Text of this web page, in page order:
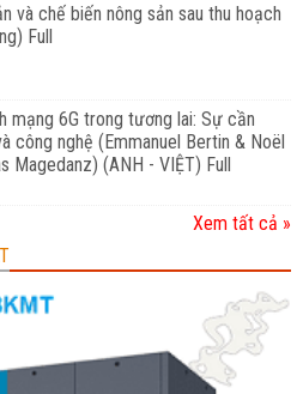
và chế biến nông sản sau thu hoạch
Full
mạng 6G trong tương lai: Sự cần
công nghệ (Emmanuel Bertin & Noël
Magedanz) (ANH - VIỆT) Full
Xem tất cả »